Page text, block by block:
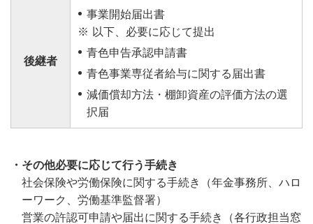
後継者
事業開始届出書
※ 以下、必要に応じて提出
青色申告承認申請書
青色事業専従者給与に関する届出書
減価償却方法・棚卸資産の評価方法の選
択届
・その他必要に応じて行う手続き
社会保険や労働保険に関する手続き（年金事務所、ハロ
ーワーク、労働基準監督署）
営業の許認可申請や届出に関する手続き（各行政担当窓